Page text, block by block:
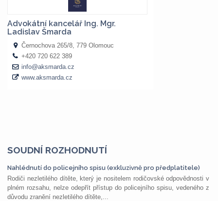
SOUDNÍ ROZHODNUTÍ
Nahlédnutí do policejního spisu (exkluzivně pro předplatitele)
Rodiči nezletilého dítěte, který je nositelem rodičovské odpovědnosti v
plném rozsahu, nelze odepřít přístup do policejního spisu, vedeného z
důvodu zranění nezletilého dítěte,...